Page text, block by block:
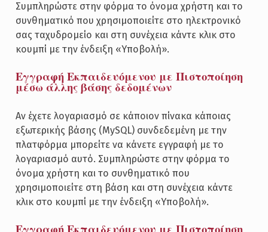
Συμπληρώστε στην φόρμα το όνομα χρήστη και το
συνθηματικό που χρησιμοποιείτε στο ηλεκτρονικό
σας ταχυδρομείο και στη συνέχεια κάντε κλικ στο
κουμπί με την ένδειξη «Υποβολή».
Εγγραφή Εκπαιδευόμενου με Πιστοποίηση
μέσω άλλης βάσης δεδομένων
Αν έχετε λογαριασμό σε κάποιον πίνακα κάποιας
εξωτερικής βάσης (MySQL) συνδεδεμένη με την
πλατφόρμα μπορείτε να κάνετε εγγραφή με το
λογαριασμό αυτό. Συμπληρώστε στην φόρμα το
όνομα χρήστη και το συνθηματικό που
χρησιμοποιείτε στη βάση και στη συνέχεια κάντε
κλικ στο κουμπί με την ένδειξη «Υποβολή».
Εγγραφή Εκπαιδευόμενου με Πιστοποίηση